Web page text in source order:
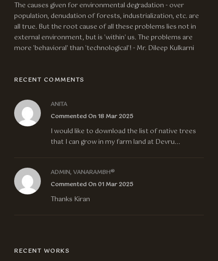
The causes given for environmental degradation - over
population, denudation of forests, industrialization, etc. are
all true. But the root cause of all these problems lies not in
external environment, but is 'within' us. The problems are
more 'behavioral' than 'technological'! - Mr. Dileep Kulkarni
RECENT COMMENTS
ANITA
Commented On 18 Mar 2025
I would like to download the list of native trees
that I can grow in my farm land at Devru...
ADMIN, VANARAMBH®
Commented On 01 Mar 2025
Thanks Kiran
RECENT WORKS